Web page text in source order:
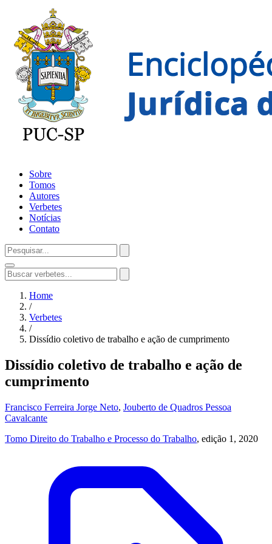
Sobre
Tomos
Autores
Verbetes
Notícias
Contato
Home
/
Verbetes
/
Dissídio coletivo de trabalho e ação de cumprimento
Dissídio coletivo de trabalho e ação de
cumprimento
Francisco Ferreira Jorge Neto, Jouberto de Quadros Pessoa
Cavalcante
Tomo Direito do Trabalho e Processo do Trabalho, edição 1, 2020